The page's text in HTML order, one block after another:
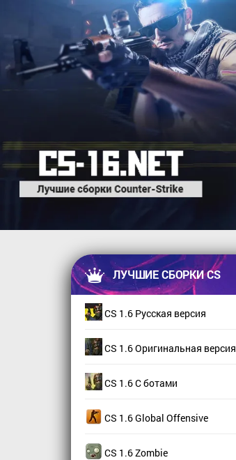
ЛУЧШИЕ СБОРКИ CS
CS 1.6 Русская версия
CS 1.6 Оригинальная версия
CS 1.6 С ботами
CS 1.6 Global Offensive
CS 1.6 Zombie